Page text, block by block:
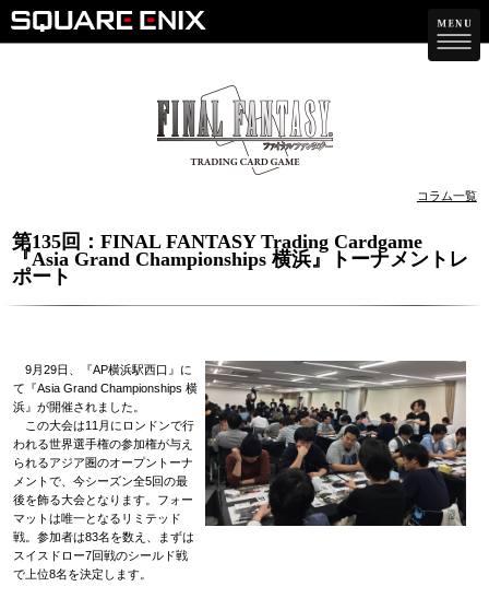
コラム一覧
第135回：FINAL FANTASY Trading Cardgame
『Asia Grand Championships 横浜』トーナメントレ
ポート
9月29日、『AP横浜駅西口』に
て『Asia Grand Championships 横
浜』が開催されました。
この大会は11月にロンドンで行
われる世界選手権の参加権が与え
られるアジア圏のオープントーナ
メントで、今シーズン全5回の最
後を飾る大会となります。フォー
マットは唯一となるリミテッド
戦。参加者は83名を数え、まずは
スイスドロー7回戦のシールド戦
で上位8名を決定します。